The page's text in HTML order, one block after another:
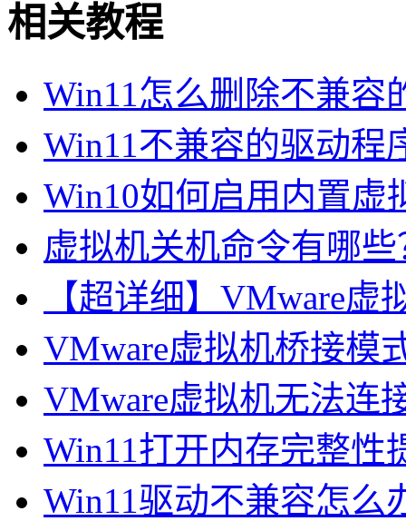
相关教程
Win11怎么删除不兼容
Win11不兼容的驱动程
Win10如何启用内置虚
虚拟机关机命令有哪
【超详细】VMware虚
VMware虚拟机桥接模
VMware虚拟机无法连
Win11打开内存完整性
Win11驱动不兼容怎么